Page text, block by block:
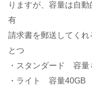
りますが、容量は自
有
請求書を郵送してく
とつ
・スタンダード 容
・ライト 容量40GB